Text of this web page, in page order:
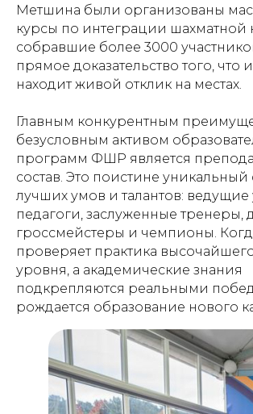
Метшина были организованы
курсы по интеграции шахматной
собравшие более 3000
прямое доказательство того, что
находит живой отклик на местах.
Главным конкурентным
безусловным активом
программ ФШР является
состав. Это поистине уникальный
лучших умов и талантов: ведущие
педагоги, заслуженные тренеры,
гроссмейстеры и чемпионы.
проверяет практика
уровня, а академические знания
подкрепляются реальными
рождается образование нового